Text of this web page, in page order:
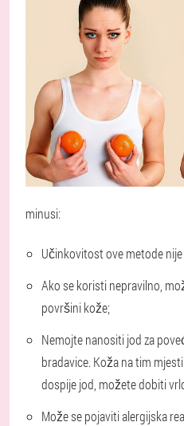
minusi:
Učinkovitost ove metode
Ako se koristi nepravilno,
površini kože;
Nemojte nanositi jod za
bradavice. Koža na tim
dospije jod, možete dobiti
Može se pojaviti alergijska